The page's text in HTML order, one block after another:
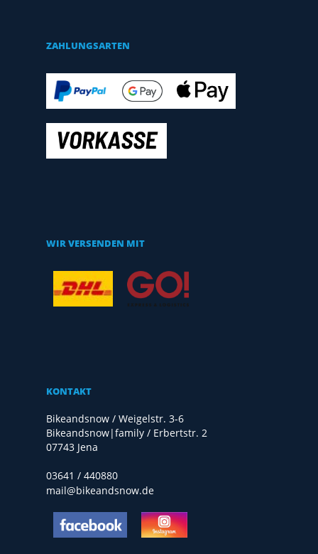
ZAHLUNGSARTEN
WIR VERSENDEN MIT
KONTAKT
Bikeandsnow / Weigelstr. 3-6
Bikeandsnow|family / Erbertstr. 2
07743 Jena
03641 / 440880
mail@bikeandsnow.de